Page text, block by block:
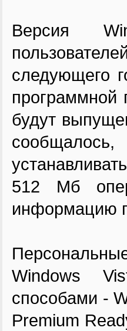
Версия
следующего
программной
будут
512 Мб
информацию
Windows
способами -
Premium